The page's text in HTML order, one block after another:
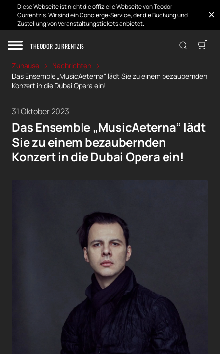
Diese Webseite ist nicht die offizielle Webseite von Teodor
Currentzis. Wir sind ein Concierge-Service, der die Buchung und
Zustellung von Veranstaltungstickets anbietet.
THEODOR CURRENTZIS
Zuhause
Nachrichten
Das Ensemble „MusicAeterna“ lädt Sie zu einem bezaubernden
Konzert in die Dubai Opera ein!
31 Oktober 2023
Das Ensemble „MusicAeterna“ lädt
Sie zu einem bezaubernden
Konzert in die Dubai Opera ein!